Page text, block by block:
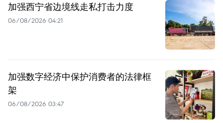
加强西宁省边境线走私打击力度
06/08/2026 04:21
加强数字经济中保护消费者的法律框
架
06/08/2026 03:47